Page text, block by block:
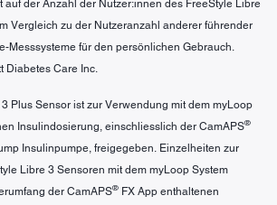
auf der Anzahl der Nutzer:innen des FreeStyle Libre
Vergleich zu der Nutzeranzahl anderer führender
Messsysteme für den persönlichen Gebrauch.
Diabetes Care Inc.
Plus Sensor ist zur Verwendung mit dem myLoop
Insulindosierung, einschliesslich der CamAPS®
Insulinpumpe, freigegeben. Einzelheiten zur
Libre 3 Sensoren mit dem myLoop System
der CamAPS® FX App enthaltenen